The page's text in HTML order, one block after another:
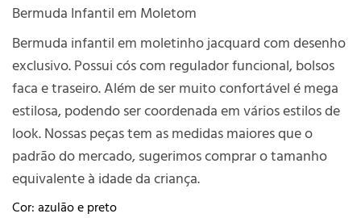
Bermuda Infantil em Moletom
Bermuda infantil em moletinho jacquard com desenho
exclusivo. Possui cós com regulador funcional, bolsos
faca e traseiro. Além de ser muito confortável é mega
estilosa, podendo ser coordenada em vários estilos de
look. Nossas peças tem as medidas maiores que o
padrão do mercado, sugerimos comprar o tamanho
equivalente à idade da criança.
Cor: azulão e preto